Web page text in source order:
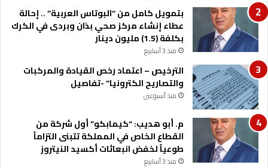
بتمويل كامل من “البوتاس العربية” .. إحالة
عطاء إنشاء مركز صحي بذان وبردى في الكرك
بكلفة (1.5) مليون دينار
منذ 3 أسابيع
الترخيص – اعتماد رخص القيادة والمركبات
والتصاريح الكترونيا” -تفاصيل
منذ أسبوعين
م. أبو هديب: “كيمابكو” أول شركة من
القطاع الخاص في المملكة تتبنى التزاماً
طوعياً لخفض انبعاثات أكسيد النيتروز
منذ 3 أسابيع